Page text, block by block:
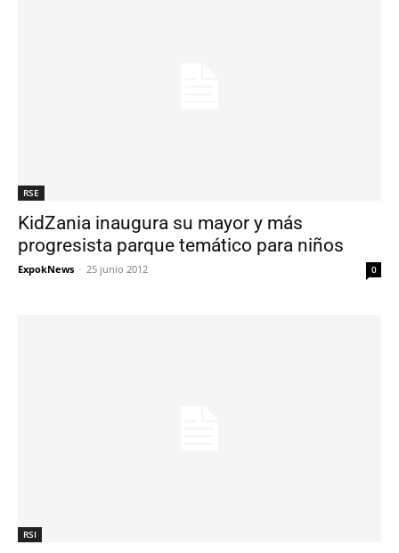
RSE
KidZania inaugura su mayor y más
progresista parque temático para niños
ExpokNews - 25 junio 2012 0
RSI